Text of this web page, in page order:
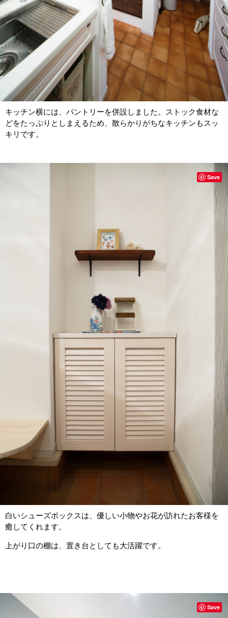
キッチン横には、パントリーを併設しました。ストック食材な
どをたっぷりとしまえるため、散らかりがちなキッチンもスッ
キリです。
白いシューズボックスは、優しい小物やお花が訪れたお客様を
癒してくれます。
上がり口の棚は、置き台としても大活躍です。
Save
Save